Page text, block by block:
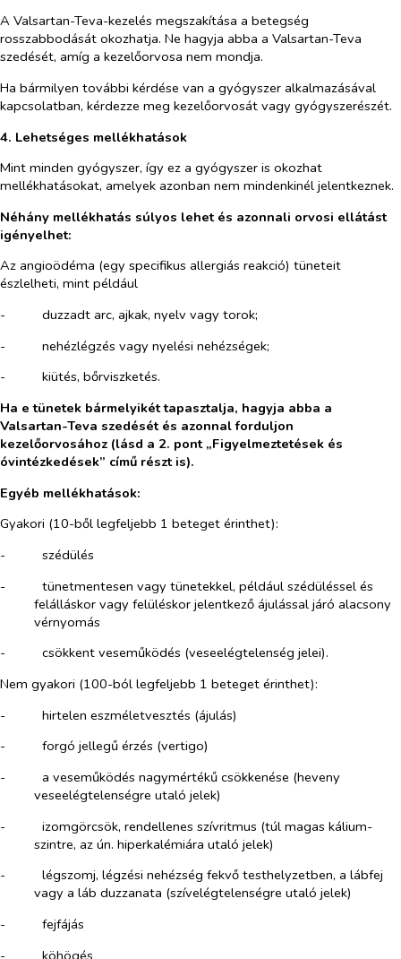
A Valsartan-Teva-kezelés megszakítása a betegség
rosszabbodását okozhatja. Ne hagyja abba a Valsartan-Teva
szedését, amíg a kezelőorvosa nem mondja.
Ha bármilyen további kérdése van a gyógyszer alkalmazásával
kapcsolatban, kérdezze meg kezelőorvosát vagy gyógyszerészét.
4. Lehetséges mellékhatások
Mint minden gyógyszer, így ez a gyógyszer is okozhat
mellékhatásokat, amelyek azonban nem mindenkinél jelentkeznek.
Néhány mellékhatás súlyos lehet és azonnali orvosi ellátást
igényelhet:
Az angioödéma (egy specifikus allergiás reakció) tüneteit
észlelheti, mint például
-​
duzzadt arc, ajkak, nyelv vagy torok;
-​
nehézlégzés vagy nyelési nehézségek;
-​
kiütés, bőrviszketés.
Ha e tünetek bármelyikét tapasztalja, hagyja abba a
Valsartan-Teva szedését és azonnal forduljon
kezelőorvosához (lásd a 2. pont „Figyelmeztetések és
óvintézkedések” című részt is).
Egyéb mellékhatások:
Gyakori (10-ből legfeljebb 1 beteget érinthet):
-​
szédülés
-​
tünetmentesen vagy tünetekkel, például szédüléssel és
felálláskor vagy felüléskor jelentkező ájulással járó alacsony
vérnyomás
-​
csökkent veseműködés (veseelégtelenség jelei).
Nem gyakori (100-ból legfeljebb 1 beteget érinthet):
-​
hirtelen eszméletvesztés (ájulás)
-​
forgó jellegű érzés (vertigo)
-​
a veseműködés nagymértékű csökkenése (heveny
veseelégtelenségre utaló jelek)
-​
izomgörcsök, rendellenes szívritmus (túl magas kálium-
szintre, az ún. hiperkalémiára utaló jelek)
-​
légszomj, légzési nehézség fekvő testhelyzetben, a lábfej
vagy a láb duzzanata (szívelégtelenségre utaló jelek)
-​
fejfájás
-​
köhögés